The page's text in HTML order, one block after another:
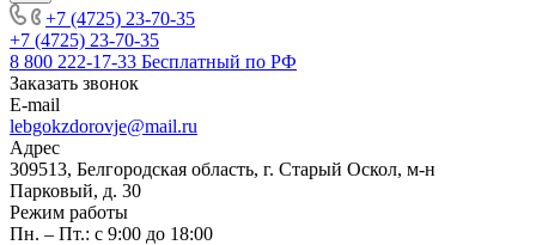
+7 (4725) 23-70-35
+7 (4725) 23-70-35
8 800 222-17-33 Бесплатный по РФ
Заказать звонок
E-mail
lebgokzdorovje@mail.ru
Адрес
309513, Белгородская область, г. Старый Оскол, м-н
Парковый, д. 30
Режим работы
Пн. – Пт.: с 9:00 до 18:00